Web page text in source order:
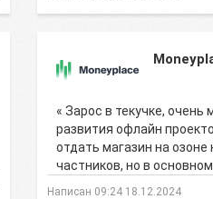
« Зарос в текучке,
развития офлайн
отдать магазин на озоне
частников, но в
Написан 09:24 18.12.2024